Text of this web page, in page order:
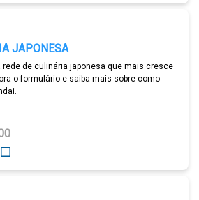
JAPONESA
rede de culinária japonesa que mais cresce
o formulário e saiba mais sobre como